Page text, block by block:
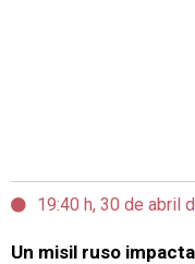
19:40 h, 30 de abril
Un misil ruso